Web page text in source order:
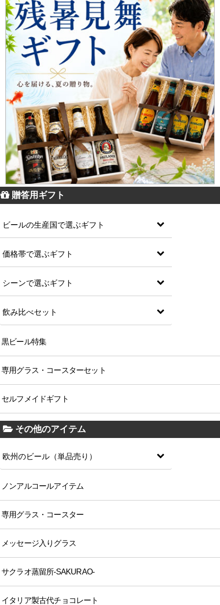
贈答用ギフト
ビールの生産国で選ぶギフト
価格帯で選ぶギフト
シーンで選ぶギフト
飲み比べセット
黒ビール特集
専用グラス・コースターセット
セルフメイドギフト
その他のアイテム
欧州のビール（単品売り）
ノンアルコールアイテム
専用グラス・コースター
メッセージ入りグラス
サクラオ蒸留所-SAKURAO-
イタリア製古代チョコレート